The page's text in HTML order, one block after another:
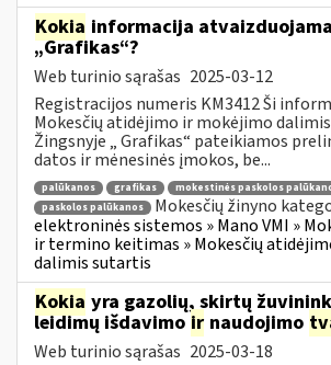
Kokia informacija
„Grafikas“?
Web turinio sąrašas 2025-03-12
Registracijos numeris KM3412 Ši
Mokesčių atidėjimo ir mokėjimo
Žingsnyje „ Grafikas“ pateikiamos
datos ir mėnesinės įmokos, be...
palūkanos grafikas
mokestinės paskolos
paskolos palūkanos
Mokesčių žinyno
elektroninės sistemos » Mano VMI »
ir termino keitimas » Mokesčių
dalimis sutartis
Kokia yra gazolių, skirtų
leidimų išdavimo ir naudojimo
Web turinio sąrašas 2025-03-18